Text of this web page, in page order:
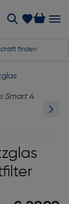
finden